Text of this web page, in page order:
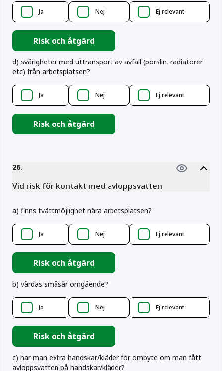
Ja Nej Ej relevant
Risk och åtgärd
d) svårigheter med uttransport av avfall (porslin, radiatorer
etc) från arbetsplatsen?
Ja Nej Ej relevant
Risk och åtgärd
26.
Vid risk för kontakt med avloppsvatten
a) finns tvättmöjlighet nära arbetsplatsen?
Ja Nej Ej relevant
Risk och åtgärd
b) vårdas småsår omgående?
Ja Nej Ej relevant
Risk och åtgärd
c) har man extra handskar/kläder för ombyte om man fått
avloppsvatten på handskar/kläder?